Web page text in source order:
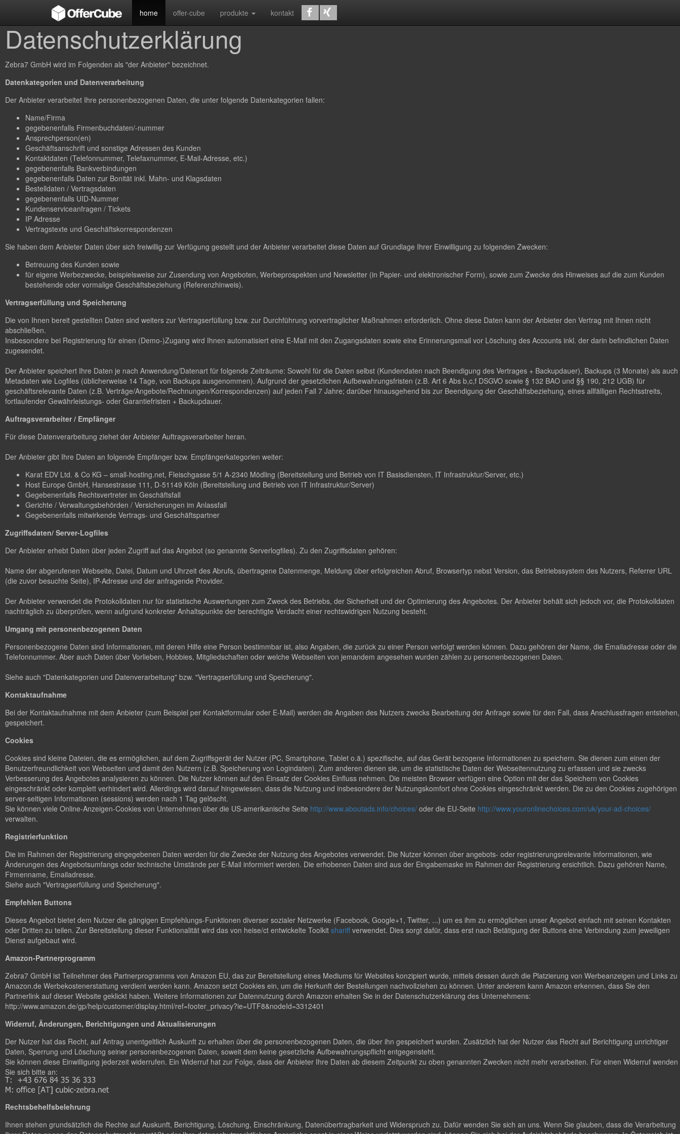
home offer-cube produkte kontakt
Datenschutzerklärung
Zebra7 GmbH wird im Folgenden als "der Anbieter" bezeichnet.
Datenkategorien und Datenverarbeitung
Der Anbieter verarbeitet Ihre personenbezogenen Daten, die unter folgende Datenkategorien fallen:
Name/Firma
gegebenenfalls Firmenbuchdaten/-nummer
Ansprechperson(en)
Geschäftsanschrift und sonstige Adressen des Kunden
Kontaktdaten (Telefonnummer, Telefaxnummer, E-Mail-Adresse, etc.)
gegebenenfalls Bankverbindungen
gegebenenfalls Daten zur Bonität inkl. Mahn- und Klagsdaten
Bestelldaten / Vertragsdaten
gegebenenfalls UID-Nummer
Kundenserviceanfragen / Tickets
IP Adresse
Vertragstexte und Geschäftskorrespondenzen
Sie haben dem Anbieter Daten über sich freiwillig zur Verfügung gestellt und der Anbieter verarbeitet diese Daten auf Grundlage Ihrer Einwilligung zu folgenden Zwecken:
Betreuung des Kunden sowie
für eigene Werbezwecke, beispielsweise zur Zusendung von Angeboten, Werbeprospekten und Newsletter (in Papier- und elektronischer Form), sowie zum Zwecke des Hinweises auf die zum Kunden
bestehende oder vormalige Geschäftsbeziehung (Referenzhinweis).
Vertragserfüllung und Speicherung
Die von Ihnen bereit gestellten Daten sind weiters zur Vertragserfüllung bzw. zur Durchführung vorvertraglicher Maßnahmen erforderlich. Ohne diese Daten kann der Anbieter den Vertrag mit Ihnen nicht
abschließen.
Insbesondere bei Registrierung für einen (Demo-)Zugang wird Ihnen automatisiert eine E-Mail mit den Zugangsdaten sowie eine Erinnerungsmail vor Löschung des Accounts inkl. der darin befindlichen Daten
zugesendet.
Der Anbieter speichert Ihre Daten je nach Anwendung/Datenart für folgende Zeiträume: Sowohl für die Daten selbst (Kundendaten nach Beendigung des Vertrages + Backupdauer), Backups (3 Monate) als auch
Metadaten wie Logfiles (üblicherweise 14 Tage, von Backups ausgenommen). Aufgrund der gesetzlichen Aufbewahrungsfristen (z.B. Art 6 Abs b,c,f DSGVO sowie § 132 BAO und §§ 190, 212 UGB) für
geschäftsrelevante Daten (z.B. Verträge/Angebote/Rechnungen/Korrespondenzen) auf jeden Fall 7 Jahre; darüber hinausgehend bis zur Beendigung der Geschäftsbeziehung, eines allfälligen Rechtsstreits,
fortlaufender Gewährleistungs- oder Garantiefristen + Backupdauer.
Auftragsverarbeiter / Empfänger
Für diese Datenverarbeitung ziehet der Anbieter Auftragsverarbeiter heran.
Der Anbieter gibt Ihre Daten an folgende Empfänger bzw. Empfängerkategorien weiter:
Karat EDV Ltd. & Co KG – small-hosting.net, Fleischgasse 5/1 A-2340 Mödling (Bereitstellung und Betrieb von IT Basisdiensten, IT Infrastruktur/Server, etc.)
Host Europe GmbH, Hansestrasse 111, D-51149 Köln (Bereitstellung und Betrieb von IT Infrastruktur/Server)
Gegebenenfalls Rechtsvertreter im Geschäftsfall
Gerichte / Verwaltungsbehörden / Versicherungen im Anlassfall
Gegebenenfalls mitwirkende Vertrags- und Geschäftspartner
Zugriffsdaten/ Server-Logfiles
Der Anbieter erhebt Daten über jeden Zugriff auf das Angebot (so genannte Serverlogfiles). Zu den Zugriffsdaten gehören:
Name der abgerufenen Webseite, Datei, Datum und Uhrzeit des Abrufs, übertragene Datenmenge, Meldung über erfolgreichen Abruf, Browsertyp nebst Version, das Betriebssystem des Nutzers, Referrer URL
(die zuvor besuchte Seite), IP-Adresse und der anfragende Provider.
Der Anbieter verwendet die Protokolldaten nur für statistische Auswertungen zum Zweck des Betriebs, der Sicherheit und der Optimierung des Angebotes. Der Anbieter behält sich jedoch vor, die Protokolldaten
nachträglich zu überprüfen, wenn aufgrund konkreter Anhaltspunkte der berechtigte Verdacht einer rechtswidrigen Nutzung besteht.
Umgang mit personenbezogenen Daten
Personenbezogene Daten sind Informationen, mit deren Hilfe eine Person bestimmbar ist, also Angaben, die zurück zu einer Person verfolgt werden können. Dazu gehören der Name, die Emailadresse oder die
Telefonnummer. Aber auch Daten über Vorlieben, Hobbies, Mitgliedschaften oder welche Webseiten von jemandem angesehen wurden zählen zu personenbezogenen Daten.
Siehe auch "Datenkategorien und Datenverarbeitung" bzw. "Vertragserfüllung und Speicherung".
Kontaktaufnahme
Bei der Kontaktaufnahme mit dem Anbieter (zum Beispiel per Kontaktformular oder E-Mail) werden die Angaben des Nutzers zwecks Bearbeitung der Anfrage sowie für den Fall, dass Anschlussfragen entstehen,
gespeichert.
Cookies
Cookies sind kleine Dateien, die es ermöglichen, auf dem Zugriffsgerät der Nutzer (PC, Smartphone, Tablet o.ä.) spezifische, auf das Gerät bezogene Informationen zu speichern. Sie dienen zum einen der
Benutzerfreundlichkeit von Webseiten und damit den Nutzern (z.B. Speicherung von Logindaten). Zum anderen dienen sie, um die statistische Daten der Webseitennutzung zu erfassen und sie zwecks
Verbesserung des Angebotes analysieren zu können. Die Nutzer können auf den Einsatz der Cookies Einfluss nehmen. Die meisten Browser verfügen eine Option mit der das Speichern von Cookies
eingeschränkt oder komplett verhindert wird. Allerdings wird darauf hingewiesen, dass die Nutzung und insbesondere der Nutzungskomfort ohne Cookies eingeschränkt werden. Die zu den Cookies zugehörigen
server-seitigen Informationen (sessions) werden nach 1 Tag gelöscht.
Sie können viele Online-Anzeigen-Cookies von Unternehmen über die US-amerikanische Seite http://www.aboutads.info/choices/ oder die EU-Seite http://www.youronlinechoices.com/uk/your-ad-choices/
verwalten.
Registrierfunktion
Die im Rahmen der Registrierung eingegebenen Daten werden für die Zwecke der Nutzung des Angebotes verwendet. Die Nutzer können über angebots- oder registrierungsrelevante Informationen, wie
Änderungen des Angebotsumfangs oder technische Umstände per E-Mail informiert werden. Die erhobenen Daten sind aus der Eingabemaske im Rahmen der Registrierung ersichtlich. Dazu gehören Name,
Firmenname, Emailadresse.
Siehe auch "Vertragserfüllung und Speicherung".
Empfehlen Buttons
Dieses Angebot bietet dem Nutzer die gängigen Empfehlungs-Funktionen diverser sozialer Netzwerke (Facebook, Google+1, Twitter, ...) um es ihm zu ermöglichen unser Angebot einfach mit seinen Kontakten
oder Dritten zu teilen. Zur Bereitstellung dieser Funktionalität wird das von heise/ct entwickelte Toolkit shariffverwendet. Dies sorgt dafür, dass erst nach Betätigung der Buttons eine Verbindung zum jeweiligen
Dienst aufgebaut wird.
Amazon-Partnerprogramm
Zebra7 GmbH ist Teilnehmer des Partnerprogramms von Amazon EU, das zur Bereitstellung eines Mediums für Websites konzipiert wurde, mittels dessen durch die Platzierung von Werbeanzeigen und Links zu
Amazon.de Werbekostenerstattung verdient werden kann. Amazon setzt Cookies ein, um die Herkunft der Bestellungen nachvollziehen zu können. Unter anderem kann Amazon erkennen, dass Sie den
Partnerlink auf dieser Website geklickt haben. Weitere Informationen zur Datennutzung durch Amazon erhalten Sie in der Datenschutzerklärung des Unternehmens:
http://www.amazon.de/gp/help/customer/display.html/ref=footer_privacy?ie=UTF8&nodeId=3312401
Widerruf, Änderungen, Berichtigungen und Aktualisierungen
Der Nutzer hat das Recht, auf Antrag unentgeltlich Auskunft zu erhalten über die personenbezogenen Daten, die über ihn gespeichert wurden. Zusätzlich hat der Nutzer das Recht auf Berichtigung unrichtiger
Daten, Sperrung und Löschung seiner personenbezogenen Daten, soweit dem keine gesetzliche Aufbewahrungspflicht entgegensteht.
Sie können diese Einwilligung jederzeit widerrufen. Ein Widerruf hat zur Folge, dass der Anbieter Ihre Daten ab diesem Zeitpunkt zu oben genannten Zwecken nicht mehr verarbeiten. Für einen Widerruf wenden
Sie sich bitte an:
Rechtsbehelfsbelehrung
Ihnen stehen grundsätzlich die Rechte auf Auskunft, Berichtigung, Löschung, Einschränkung, Datenübertragbarkeit und Widerspruch zu. Dafür wenden Sie sich an uns. Wenn Sie glauben, dass die Verarbeitung